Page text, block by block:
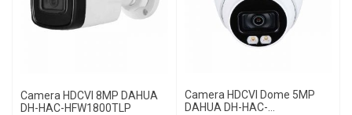
Camera HDCVI 8MP DAHUA
DH-HAC-HFW1800TLP
Camera HDCVI Dome 5MP
DAHUA DH-HAC-